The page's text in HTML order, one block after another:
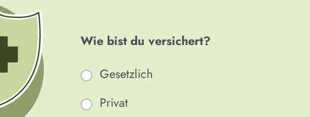
Wie bist du versichert?
Gesetzlich
Privat